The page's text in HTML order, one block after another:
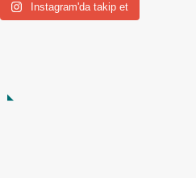
Instagram'da takip et